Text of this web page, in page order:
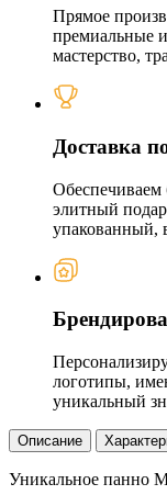
Прямое
премиальные
мастерство,
Доставка
Обеспечиваем
элитный
упакованный,
логотипы,
уникальный
Описание
Уникальное панно